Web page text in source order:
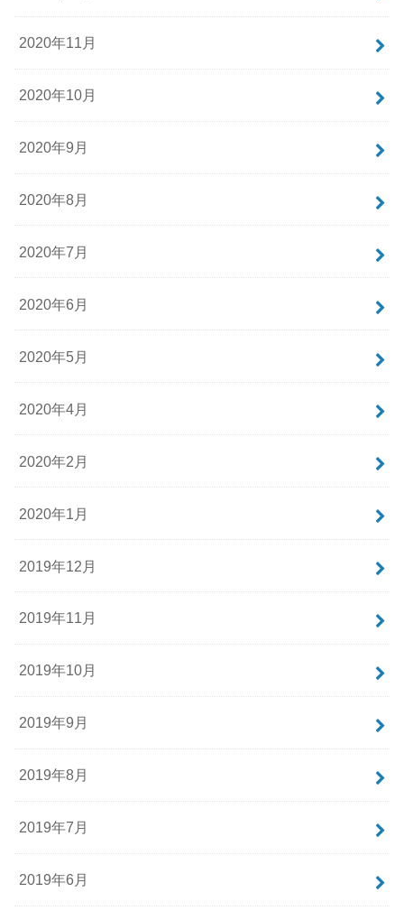
2020年11月
2020年10月
2020年9月
2020年8月
2020年7月
2020年6月
2020年5月
2020年4月
2020年2月
2020年1月
2019年12月
2019年11月
2019年10月
2019年9月
2019年8月
2019年7月
2019年6月